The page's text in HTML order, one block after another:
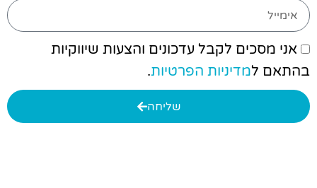
אני מסכים לקבל עדכונים והצעות שיווקיות
בהתאם למדיניות הפרטיות.
שליחה